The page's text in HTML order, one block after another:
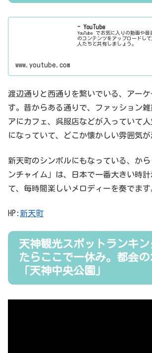
- YouTube
YouTube でお気に入りの動画や
のコンテンツをアップロードし
人たちと共有しましょう。
www.youtube.com
渡辺通りと西通りを繋いでいる、アー
す。昔からある通りで、ファッション
アにカフェ、呉服店などが入っていて
になっていて、どこか懐かしい雰囲気が
新天町のシンボルにもなっている、か
ンチャイム」は、日本で一番大きい時
て、毎時間楽しいメロディーを奏でます
HP: 新天町
天神観光スポットランキ
たらここで一休み。都会
「天神中央公園」